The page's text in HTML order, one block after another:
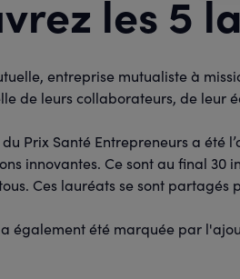
les 5
entreprise mutualiste à
de leurs collaborateurs, de leur
du Prix Santé Entrepreneurs a
innovantes. Ce sont au final
Ces lauréats se sont partagés
également été marquée par